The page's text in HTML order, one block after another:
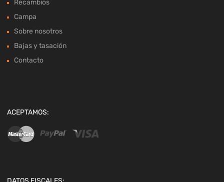
Recambios
Campa
Sobre nosotros
Bajas y tasación
Contacto
ACEPTAMOS: